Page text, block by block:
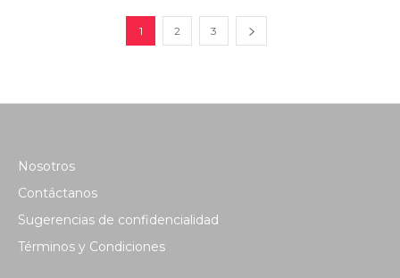
1 2 3
Nosotros
Contáctanos
Sugerencias de confidencialidad
Términos y Condiciones